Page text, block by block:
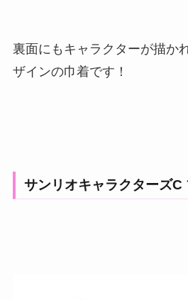
裏面にもキャラクターが描か
ザインの巾着です！
サンリオキャラクターズC